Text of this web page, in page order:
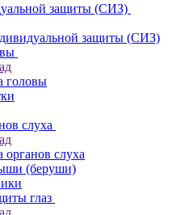
защиты (СИЗ)
защиты (СИЗ)
головы
слуха
органов слуха
(беруши)
глаз